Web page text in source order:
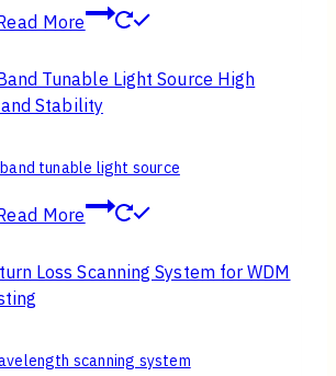
More
tunable light source
More
scanning system